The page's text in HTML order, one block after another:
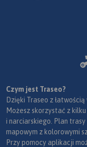
Czym jest Traseo?
Dzięki Traseo z
Możesz skorzystać z
i narciarskiego. Plan
mapowym z kolorowymi
Przy pomocy aplikacji